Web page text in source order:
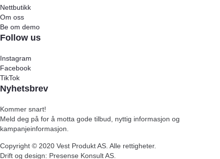
Nettbutikk
Om oss
Be om demo
Follow us
Instagram
Facebook
TikTok
Nyhetsbrev
Kommer snart!
Meld deg på for å motta gode tilbud, nyttig informasjon og
kampanjeinformasjon.
Copyright © 2020 Vest Produkt AS. Alle rettigheter.
Drift og design: Presense Konsult AS.